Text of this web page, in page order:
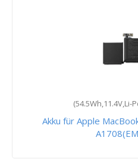
(54.5Wh,11.4V,Li-
Akku für Apple